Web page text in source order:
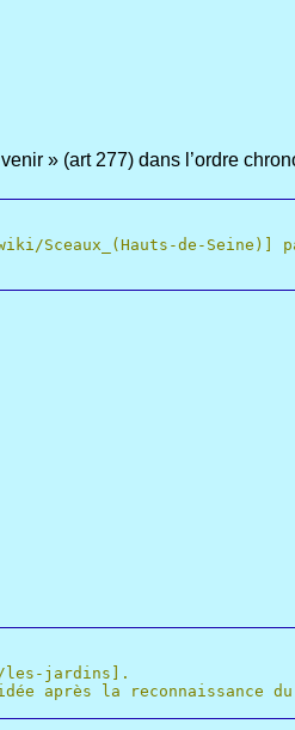
» (art 277) dans l’ordre
Sceaux_(Hauts-de-
les-jardins].
après la reconnaissance du